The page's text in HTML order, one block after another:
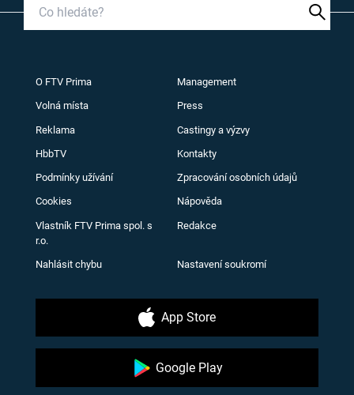
O FTV Prima Management
Volná místa Press
Reklama Castingy a výzvy
HbbTV Kontakty
Podmínky užívání Zpracování osobních údajů
Cookies Nápověda
Vlastník FTV Prima spol. s
r.o.
Redakce
Nahlásit chybu Nastavení soukromí
App Store
Google Play